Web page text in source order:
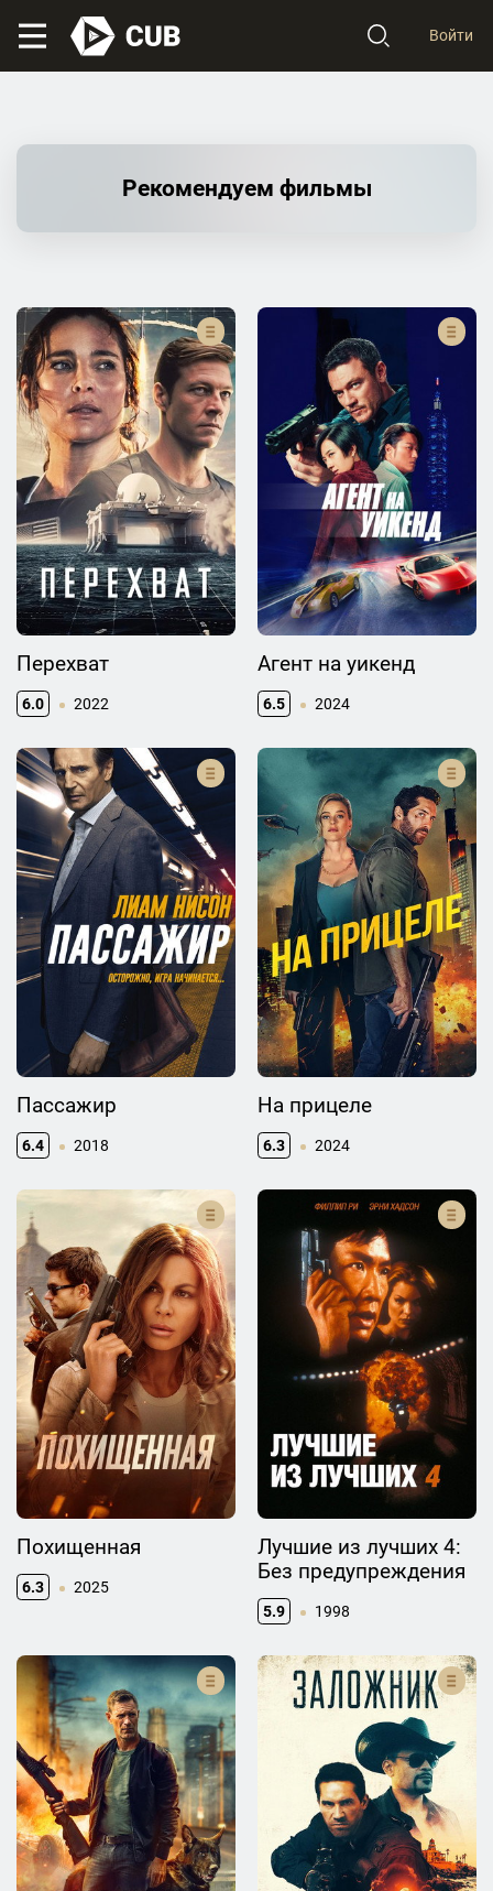
Войти
Рекомендуем фильмы
Перехват
6.0 2022
Агент на уикенд
6.5 2024
Пассажир
6.4 2018
На прицеле
6.3 2024
Похищенная
6.3 2025
Лучшие из лучших 4:
Без предупреждения
5.9 1998